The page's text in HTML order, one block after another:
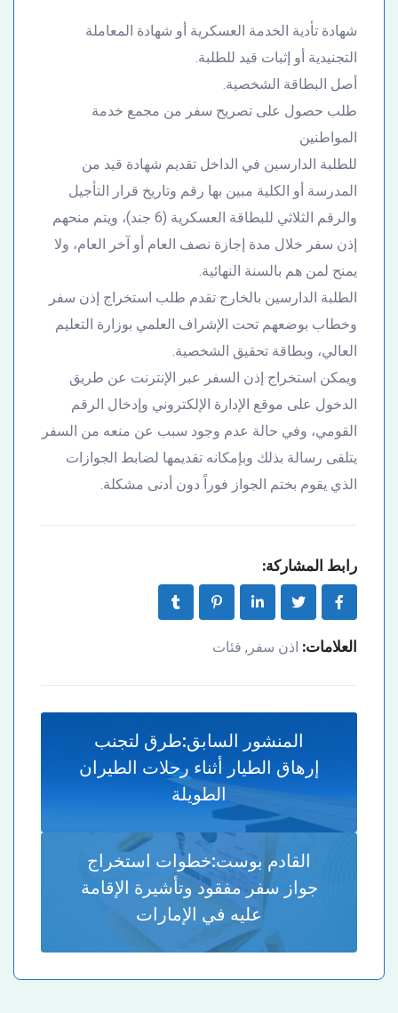
شهادة تأدية الخدمة العسكرية أو شهادة المعاملة
التجنيدية أو إثبات قيد للطلبة.
أصل البطاقة الشخصية.
طلب حصول على تصريح سفر من مجمع خدمة
المواطنين
للطلبة الدارسين في الداخل تقديم شهادة قيد من
المدرسة أو الكلية مبين بها رقم وتاريخ قرار التأجيل
والرقم الثلاثي للبطاقة العسكرية (6 جند)، ويتم منحهم
إذن سفر خلال مدة إجازة نصف العام أو آخر العام، ولا
يمنح لمن هم بالسنة النهائية.
الطلبة الدارسين بالخارج تقدم طلب استخراج إذن سفر
وخطاب بوضعهم تحت الإشراف العلمي بوزارة التعليم
العالي، وبطاقة تحقيق الشخصية.
ويمكن استخراج إذن السفر عبر الإنترنت عن طريق
الدخول على موقع الإدارة الإلكتروني وإدخال الرقم
القومي، وفي حالة عدم وجود سبب عن منعه من السفر
يتلقى رسالة بذلك وبإمكانه تقديمها لضابط الجوازات
الذي يقوم بختم الجواز فوراً دون أدنى مشكلة.
رابط المشاركة:
العلامات: اذن سفر , فئات
المنشور السابق:طرق لتجنب
إرهاق الطيار أثناء رحلات الطيران
الطويلة
القادم بوست:خطوات استخراج
جواز سفر مفقود وتأشيرة الإقامة
عليه في الإمارات